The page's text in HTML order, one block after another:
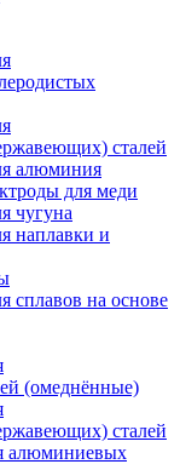
сталей
алюминия
для меди
чугуна
наплавки и
сплавов на основе
(омеднённые)
сталей
алюминиевых